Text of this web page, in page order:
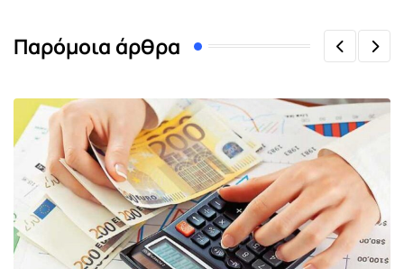
Παρόμοια άρθρα